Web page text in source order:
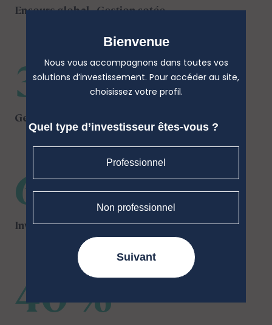
Encours global - Gestion cotée
Gestion ISR
31,8 Mds€*
Investisseurs institutionnels
60 %
40 %
Bienvenue
Nous vous accompagnons dans toutes vos
solutions d’investissement. Pour accéder au site,
choisissez votre profil.
Quel type d’investisseur êtes-vous ?
Professionnel
Non professionnel
Suivant